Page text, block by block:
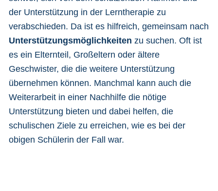
der Unterstützung in der Lerntherapie zu
verabschieden. Da ist es hilfreich, gemeinsam nach
Unterstützungsmöglichkeiten zu suchen. Oft ist
es ein Elternteil, Großeltern oder ältere
Geschwister, die die weitere Unterstützung
übernehmen können. Manchmal kann auch die
Weiterarbeit in einer Nachhilfe die nötige
Unterstützung bieten und dabei helfen, die
schulischen Ziele zu erreichen, wie es bei der
obigen Schülerin der Fall war.